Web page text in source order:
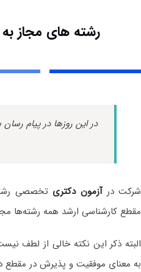
رشته های مجاز
در این روزها در پیام رسان
شرکت درآزمون دکتری تخصصی
مقطع کارشناسی ارشد همه رشته‌ها
البته ذکر این نکته خالی از لطف
به معنای موفقیت و پذیرش در مقطع